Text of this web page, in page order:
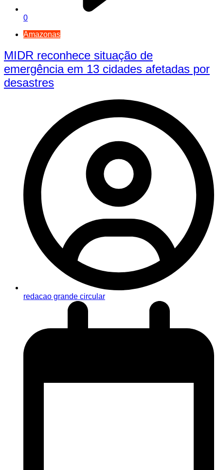
0
Amazonas
MIDR reconhece situação de
emergência em 13 cidades afetadas por
desastres
redacao grande circular